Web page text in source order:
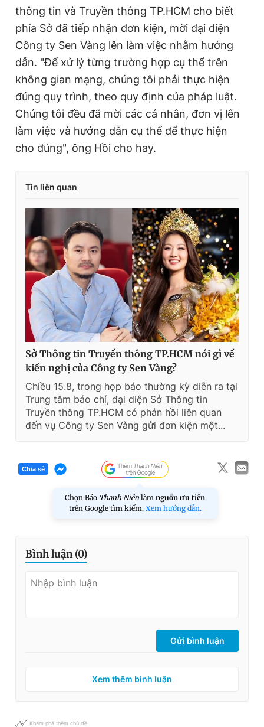
thông tin và Truyền thông TP.HCM cho biết
phía Sở đã tiếp nhận đơn kiện, mời đại diện
Công ty Sen Vàng lên làm việc nhằm hướng
dẫn. "Để xử lý từng trường hợp cụ thể trên
không gian mạng, chúng tôi phải thực hiện
đúng quy trình, theo quy định của pháp luật.
Chúng tôi đều đã mời các cá nhân, đơn vị lên
làm việc và hướng dẫn cụ thể để thực hiện
cho đúng", ông Hồi cho hay.
Tin liên quan
Sở Thông tin Truyền thông TP.HCM nói gì về
kiến nghị của Công ty Sen Vàng?
Chiều 15.8, trong họp báo thường kỳ diễn ra tại
Trung tâm báo chí, đại diện Sở Thông tin
Truyền thông TP.HCM có phản hồi liên quan
đến vụ Công ty Sen Vàng gửi đơn kiện một...
Chia sẻ
Chọn Báo Thanh Niên làm nguồn ưu tiên
trên Google tìm kiếm. Xem hướng dẫn.
Bình luận (0)
Gửi bình luận
Xem thêm bình luận
Khám phá thêm chủ đề